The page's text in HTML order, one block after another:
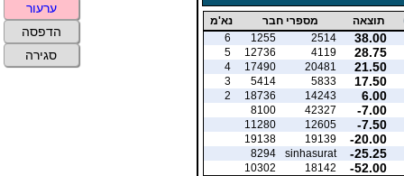
תוצאה מספרי חבר נא'מ
38.00
2514
1255
6
28.75
4119
12736
5
21.50
20481
17490
4
17.50
5833
5414
3
6.00
14243
18736
2
-7.00
42327
8100
-7.50
12605
11280
-20.00
19139
19138
-25.25
sinhasurat
8294
-52.00
18142
10302
ערעור
הדפסה
סגירה